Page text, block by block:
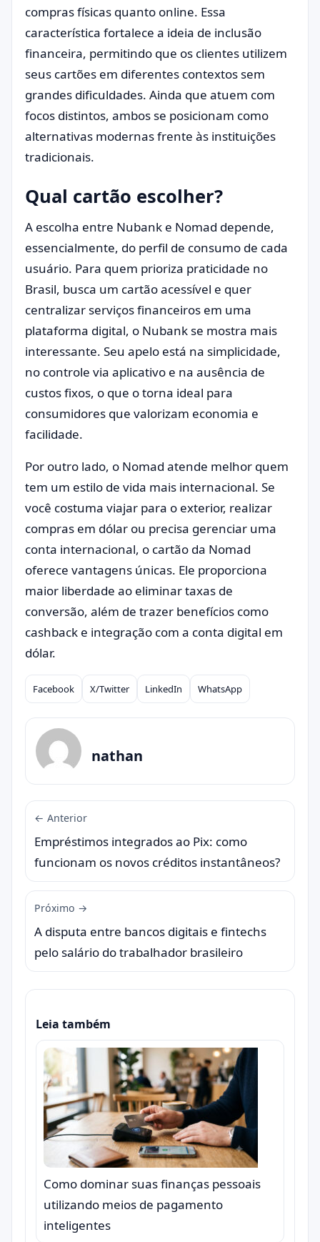
compras físicas quanto online. Essa
característica fortalece a ideia de inclusão
financeira, permitindo que os clientes utilizem
seus cartões em diferentes contextos sem
grandes dificuldades. Ainda que atuem com
focos distintos, ambos se posicionam como
alternativas modernas frente às instituições
tradicionais.
Qual cartão escolher?
A escolha entre Nubank e Nomad depende,
essencialmente, do perfil de consumo de cada
usuário. Para quem prioriza praticidade no
Brasil, busca um cartão acessível e quer
centralizar serviços financeiros em uma
plataforma digital, o Nubank se mostra mais
interessante. Seu apelo está na simplicidade,
no controle via aplicativo e na ausência de
custos fixos, o que o torna ideal para
consumidores que valorizam economia e
facilidade.
Por outro lado, o Nomad atende melhor quem
tem um estilo de vida mais internacional. Se
você costuma viajar para o exterior, realizar
compras em dólar ou precisa gerenciar uma
conta internacional, o cartão da Nomad
oferece vantagens únicas. Ele proporciona
maior liberdade ao eliminar taxas de
conversão, além de trazer benefícios como
cashback e integração com a conta digital em
dólar.
Compartilhar
Facebook X/Twitter LinkedIn WhatsApp
nathan
← Anterior
Empréstimos integrados ao Pix: como
funcionam os novos créditos instantâneos?
Próximo →
A disputa entre bancos digitais e fintechs
pelo salário do trabalhador brasileiro
Leia também
Como dominar suas finanças pessoais
utilizando meios de pagamento
inteligentes